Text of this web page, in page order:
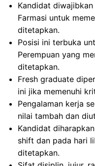
Kandidat
Farmasi untuk
ditetapkan.
Posisi ini terbuka
Perempuan yang
ditetapkan.
Fresh graduate
ini jika memenuhi
Pengalaman kerja
nilai tambah dan
Kandidat
shift dan pada hari
ditetapkan.